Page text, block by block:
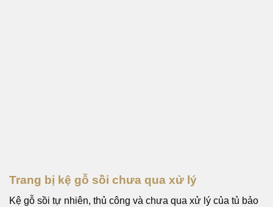
Trang bị kệ gỗ sồi chưa qua xử lý
Kệ gỗ sồi tự nhiên, thủ công và chưa qua xử lý của tủ bảo